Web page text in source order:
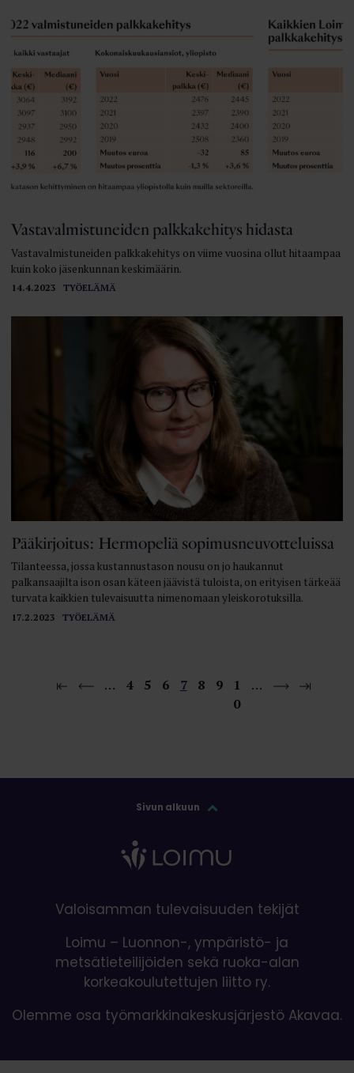
14.4.2023 TYÖELÄMÄ
Vastavalmistuneiden palkkakehitys hidasta
Vastavalmistuneiden palkkakehitys on viime vuosina ollut hitaampaa
kuin koko jäsenkunnan keskimäärin.
17.2.2023 TYÖELÄMÄ
Pääkirjoitus: Hermopeliä sopimusneuvotteluissa
Tilanteessa, jossa kustannustason nousu on jo haukannut
palkansaajilta ison osan käteen jäävistä tuloista, on erityisen tärkeää
turvata kaikkien tulevaisuutta nimenomaan yleiskorotuksilla.
… 4 5 6 7 8 9
1
0
…
Sivun alkuun
Valoisamman tulevaisuuden tekijät
Loimu – Luonnon-, ympäristö- ja
metsätieteilijöiden sekä ruoka-alan
korkeakoulutettujen liitto ry.
Olemme osa työmarkkinakeskusjärjestö Akavaa.